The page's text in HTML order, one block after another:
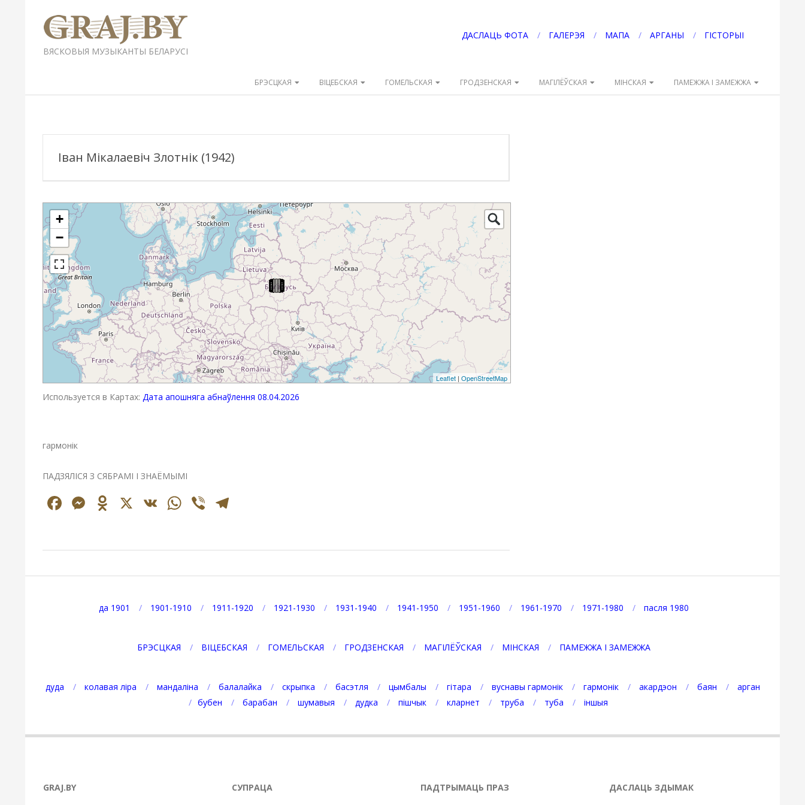
содержимомуGRAJ.BY
ВЯСКОВЫЯ МУЗЫКАНТЫ БЕЛАРУСІ
ДАСЛАЦЬ ФОТА ГАЛЕРЭЯ МАПА АРГАНЫ ГІСТОРЫІ
меню
БРЭСЦКАЯ ВІЦЕБСКАЯ ГОМЕЛЬСКАЯ ГРОДЗЕНСКАЯ МАГІЛЁЎСКАЯ МІНСКАЯ ПАМЕЖЖА І ЗАМЕЖЖА
Іван Мікалаевіч Злотнік (1942)
+
−
Leaflet | OpenStreetMap
Используется в Картах: Дата апошняга абнаўлення 08.04.2026
гармонік
ПАДЗЯЛІСЯ З СЯБРАМІ І ЗНАЁМЫМІ
Facebook
Messenger
Odnoklassniki
X VK WhatsApp
Viber
01-
да 1901
1901-1910 1911-1920 1921-1930 1931-1940 1941-1950 1951-1960 1961-1970 1971-1980 пасля 1980
БРЭСЦКАЯ ВІЦЕБСКАЯ ГОМЕЛЬСКАЯ ГРОДЗЕНСКАЯ МАГІЛЁЎСКАЯ МІНСКАЯ ПАМЕЖЖА І ЗАМЕЖЖА
дуда колавая ліра мандаліна балалайка скрыпка басэтля цымбалы гітара вуснавы гармонік гармонік акардэон баян
арган
бубен
барабан шумавыя дудка пішчык кларнет труба туба іншыя
GRAJ.BY СУПРАЦА ПАДТРЫМАЦЬ ПРАЗ ДАСЛАЦЬ ЗДЫМАК